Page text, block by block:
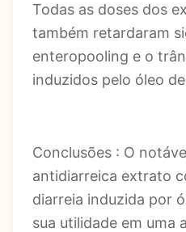
Todas as doses dos
também retardaram
enteropooling e o
induzidos pelo óleo
Conclusões : O
antidiarreica extrato
diarreia induzida por
sua utilidade em uma